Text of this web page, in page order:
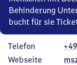
Behinderung
bucht für sie
Telefon
Webseite